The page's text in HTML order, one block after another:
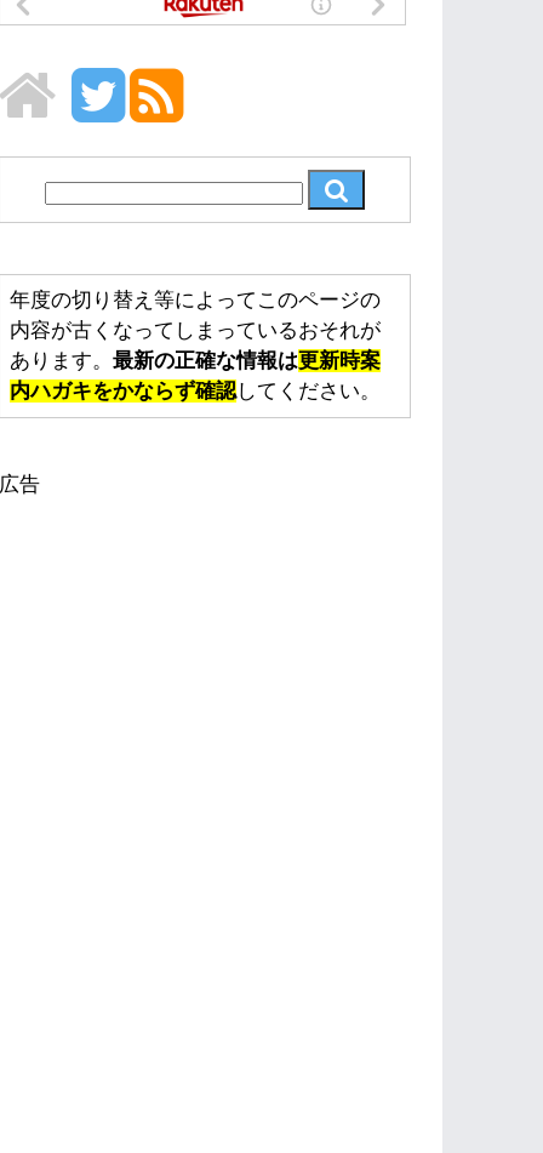
年度の切り替え等によってこのページの
内容が古くなってしまっているおそれが
あります。最新の正確な情報は更新時案
内ハガキをかならず確認してください。
広告